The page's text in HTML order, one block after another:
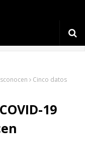
Cinco datos
19